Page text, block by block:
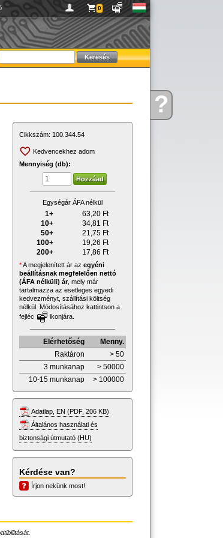
Kérdése?
0
Cikkszám: 100.344.54
Kedvencekhez adom
Mennyiség (db):
Egységár ÁFA nélkül
1+ 63,20 Ft
10+
34,81 Ft
50+
21,75 Ft
100+
19,26 Ft
200+
17,86 Ft
*A megjelenített ár az egyéni
beállításnak megfelelően nettó
(ÁFA nélküli) ár, mely már
tartalmazza az esetleges egyedi
kedvezményt, szállítási költség
nélkül. Módosításához kattintson a
fejléc
ikonjára.
Elérhetőség
Menny.
Raktáron
> 50
3 munkanap
> 50000
10-15 munkanap
> 100000
Adatlap, EN (PDF, 206 KB)
Általános használati és
biztonsági útmutató (HU)
Kérdése van?
Írjon nekünk most!